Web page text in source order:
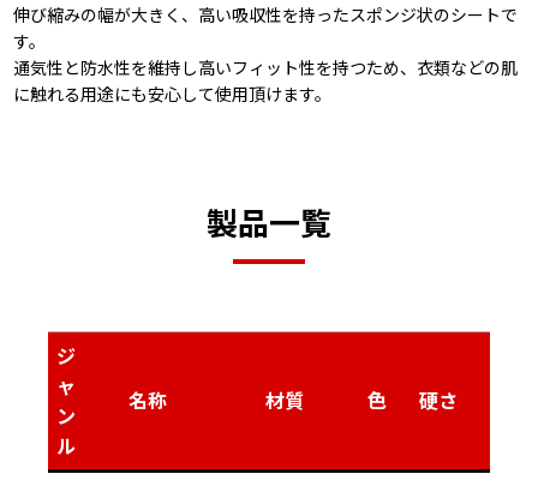
伸び縮みの幅が大きく、高い吸収性を持ったスポンジ状のシートで
す。
通気性と防水性を維持し高いフィット性を持つため、衣類などの肌
に触れる用途にも安心して使用頂けます。
製品一覧
ジ
ャ
ン
ル
名称 材質 色 硬さ